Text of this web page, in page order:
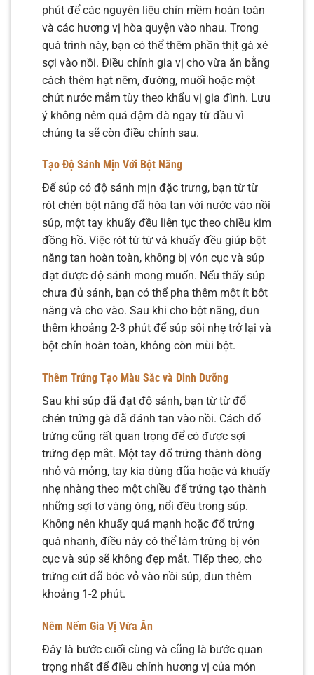
phút để các nguyên liệu chín mềm hoàn toàn
và các hương vị hòa quyện vào nhau. Trong
quá trình này, bạn có thể thêm phần thịt gà xé
sợi vào nồi. Điều chỉnh gia vị cho vừa ăn bằng
cách thêm hạt nêm, đường, muối hoặc một
chút nước mắm tùy theo khẩu vị gia đình. Lưu
ý không nêm quá đậm đà ngay từ đầu vì
chúng ta sẽ còn điều chỉnh sau.
Tạo Độ Sánh Mịn Với Bột Năng
Để súp có độ sánh mịn đặc trưng, bạn từ từ
rót chén bột năng đã hòa tan với nước vào nồi
súp, một tay khuấy đều liên tục theo chiều kim
đồng hồ. Việc rót từ từ và khuấy đều giúp bột
năng tan hoàn toàn, không bị vón cục và súp
đạt được độ sánh mong muốn. Nếu thấy súp
chưa đủ sánh, bạn có thể pha thêm một ít bột
năng và cho vào. Sau khi cho bột năng, đun
thêm khoảng 2-3 phút để súp sôi nhẹ trở lại và
bột chín hoàn toàn, không còn mùi bột.
Thêm Trứng Tạo Màu Sắc và Dinh Dưỡng
Sau khi súp đã đạt độ sánh, bạn từ từ đổ
chén trứng gà đã đánh tan vào nồi. Cách đổ
trứng cũng rất quan trọng để có được sợi
trứng đẹp mắt. Một tay đổ trứng thành dòng
nhỏ và mỏng, tay kia dùng đũa hoặc vá khuấy
nhẹ nhàng theo một chiều để trứng tạo thành
những sợi tơ vàng óng, nổi đều trong súp.
Không nên khuấy quá mạnh hoặc đổ trứng
quá nhanh, điều này có thể làm trứng bị vón
cục và súp sẽ không đẹp mắt. Tiếp theo, cho
trứng cút đã bóc vỏ vào nồi súp, đun thêm
khoảng 1-2 phút.
Nêm Nếm Gia Vị Vừa Ăn
Đây là bước cuối cùng và cũng là bước quan
trọng nhất để điều chỉnh hương vị của món